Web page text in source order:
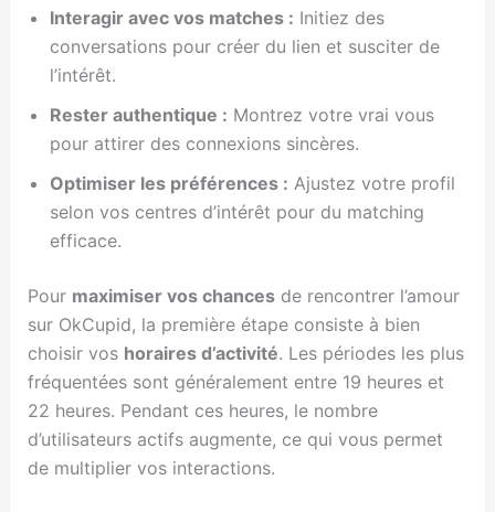
Interagir avec vos matches : Initiez des
conversations pour créer du lien et susciter de
l’intérêt.
Rester authentique : Montrez votre vrai vous
pour attirer des connexions sincères.
Optimiser les préférences : Ajustez votre profil
selon vos centres d’intérêt pour du matching
efficace.
Pour maximiser vos chancesde rencontrer l’amour
sur OkCupid, la première étape consiste à bien
choisir vos horaires d’activité. Les périodes les plus
fréquentées sont généralement entre 19 heures et
22 heures. Pendant ces heures, le nombre
d’utilisateurs actifs augmente, ce qui vous permet
de multiplier vos interactions.